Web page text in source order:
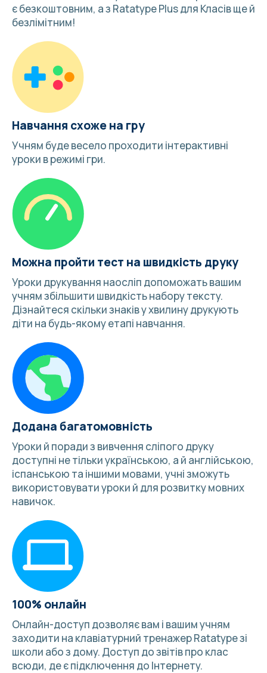
є безкоштовним, а з Ratatype Plus для Класів ще й
безлімітним!
Навчання схоже на гру
Учням буде весело проходити інтерактивні
уроки в режимі гри.
Можна пройти тест на швидкість друку
Уроки друкування наосліп допоможать вашим
учням збільшити швидкість набору тексту.
Дізнайтеся скільки знаків у хвилину друкують
діти на будь-якому етапі навчання.
Додана багатомовність
Уроки й поради з вивчення сліпого друку
доступні не тільки українською, а й англійською,
іспанською та іншими мовами, учні зможуть
використовувати уроки й для розвитку мовних
навичок.
100% онлайн
Онлайн-доступ дозволяє вам і вашим учням
заходити на клавіатурний тренажер Ratatype зі
школи або з дому. Доступ до звітів про клас
всюди, де є підключення до Інтернету.